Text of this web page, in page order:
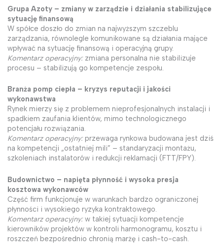
Grupa Azoty – zmiany w zarządzie i działania stabilizujące
sytuację finansową
W spółce doszło do zmian na najwyższym szczeblu
zarządzania, równolegle komunikowane są działania mające
wpływać na sytuację finansową i operacyjną grupy.
Komentarz operacyjny: zmiana personalna nie stabilizuje
procesu – stabilizują go kompetencje zespołu.
Branża pomp ciepła – kryzys reputacji i jakości
wykonawstwa
Rynek mierzy się z problemem nieprofesjonalnych instalacji i
spadkiem zaufania klientów, mimo technologicznego
potencjału rozwiązania.
Komentarz operacyjny: przewaga rynkowa budowana jest dziś
na kompetencji „ostatniej mili” – standaryzacji montażu,
szkoleniach instalatorów i redukcji reklamacji (FTT/FPY).
Budownictwo – napięta płynność i wysoka presja
kosztowa wykonawców
Część firm funkcjonuje w warunkach bardzo ograniczonej
płynności i wysokiego ryzyka kontraktowego.
Komentarz operacyjny: w takiej sytuacji kompetencje
kierowników projektów w kontroli harmonogramu, kosztu i
roszczeń bezpośrednio chronią marżę i cash-to-cash.